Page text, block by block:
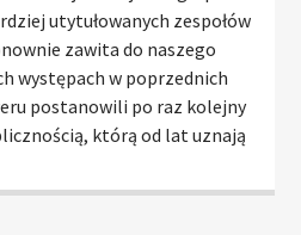
utytułowanych zespołów
zawita do naszego
występach w poprzednich
postanowili po raz kolejny
którą od lat uznają